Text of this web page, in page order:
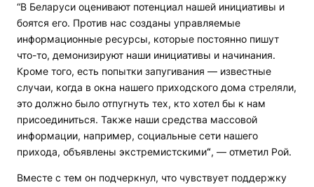
“В Беларуси оценивают потенциал нашей инициативы и
боятся его. Против нас созданы управляемые
информационные ресурсы, которые постоянно пишут
что-то, демонизируют наши инициативы и начинания.
Кроме того, есть попытки запугивания — известные
случаи, когда в окна нашего приходского дома стреляли,
это должно было отпугнуть тех, кто хотел бы к нам
присоединиться. Также наши средства массовой
информации, например, социальные сети нашего
прихода, объявлены экстремистскими“, — отметил Рой.
Вместе с тем он подчеркнул, что чувствует поддержку